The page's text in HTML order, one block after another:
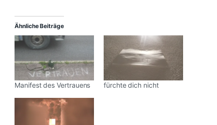
Ähnliche Beiträge
Manifest des Vertrauens fürchte dich nicht